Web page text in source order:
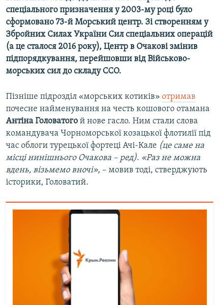
спеціального призначення у 2003-му році було
сформовано 73-й Морський центр. Зі створенням у
Збройних Силах України Сил спеціальних операцій
(а це сталося 2016 року), Центр в Очакові змінив
підпорядкування, перейшовши від Військово-
морських сил до складу ССО.
Пізніше підрозділ «морських котиків» отримав
почесне найменування на честь кошового отамана
Антіна Головатого й нове гасло. Ним стали слова
командувача Чорноморської козацької флотилії під
час облоги турецької фортеці Ачі-Кале (це саме на
місці нинішнього Очакова – ред). «Раз не можна
вдень, візьмемо вночі», – мовив тоді, стверджують
історики, Головатий.